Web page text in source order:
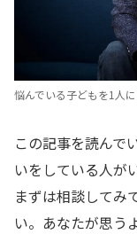
悩んでいる子どもを1人
この記事を読んで
いをしている人が
まずは相談してみ
い。あなたが思う